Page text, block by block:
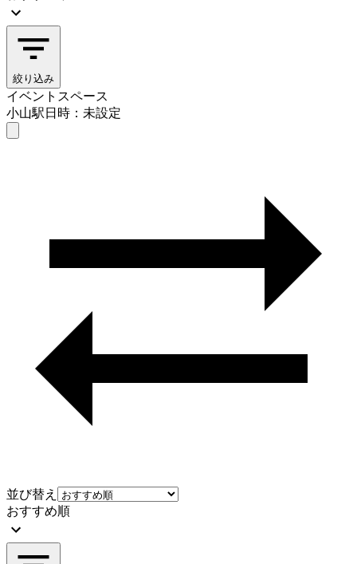
絞り込み
イベントスペース
小山駅日時：未設定
並び替え
おすすめ順